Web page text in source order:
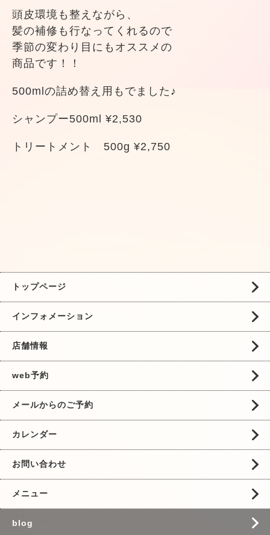
頭皮環境も整えながら、
髪の補修も行なってくれるので
季節の変わり目にもオススメの
商品です！！
500mlの詰め替え用もでました♪
シャンプー500ml ¥2,530
トリートメント 500g ¥2,750
トップページ
インフォメーション
店舗情報
web予約
メールからのご予約
カレンダー
お問い合わせ
メニュー
blog